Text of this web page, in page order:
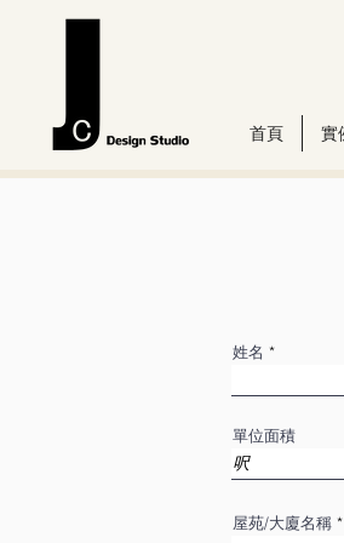
首頁 實
姓名
單位面積
屋苑/大廈名稱